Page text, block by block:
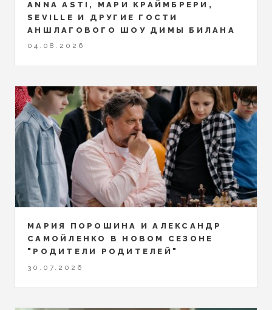
ANNA ASTI, МАРИ КРАЙМБРЕРИ,
SEVILLE И ДРУГИЕ ГОСТИ
АНШЛАГОВОГО ШОУ ДИМЫ БИЛАНА
04.08.2026
МАРИЯ ПОРОШИНА И АЛЕКСАНДР
САМОЙЛЕНКО В НОВОМ СЕЗОНЕ
"РОДИТЕЛИ РОДИТЕЛЕЙ"
30.07.2026